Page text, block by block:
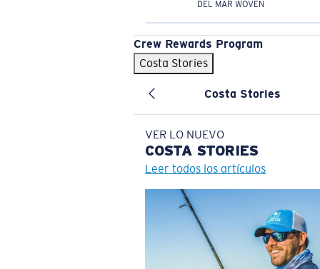
DEL MAR WOVEN
Crew Rewards Program
Costa Stories
Costa Stories
VER LO NUEVO
COSTA STORIES
Leer todos los artículos